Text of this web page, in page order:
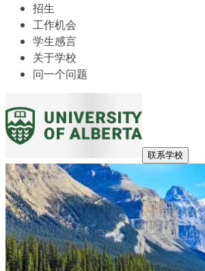
招生
工作机会
学生感言
关于学校
问一个问题
联系学校